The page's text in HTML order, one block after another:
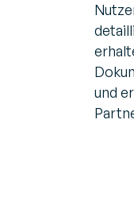
und